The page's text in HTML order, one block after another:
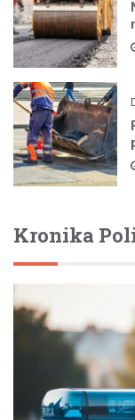
Kronika